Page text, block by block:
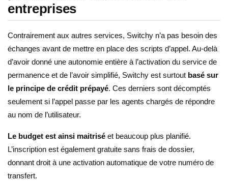
entreprises
Contrairement aux autres services, Switchy n’a pas besoin des
échanges avant de mettre en place des scripts d’appel. Au-delà
d’avoir donné une autonomie entière à l’activation du service de
permanence et de l’avoir simplifié, Switchy est surtout basé sur
le principe de crédit prépayé. Ces derniers sont décomptés
seulement si l’appel passe par les agents chargés de répondre
au nom de l’utilisateur.
Le budget est ainsi maitrisé et beaucoup plus planifié.
L’inscription est également gratuite sans frais de dossier,
donnant droit à une activation automatique de votre numéro de
transfert.